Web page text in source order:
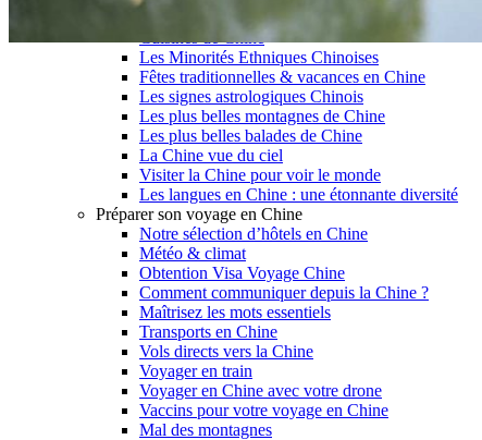
Présentation de la Chine
Cuisines de Chine
Les Minorités Ethniques Chinoises
Fêtes traditionnelles & vacances en Chine
Les signes astrologiques Chinois
Les plus belles montagnes de Chine
Les plus belles balades de Chine
La Chine vue du ciel
Visiter la Chine pour voir le monde
Les langues en Chine : une étonnante diversité
Préparer son voyage en Chine
Notre sélection d’hôtels en Chine
Météo & climat
Obtention Visa Voyage Chine
Comment communiquer depuis la Chine ?
Maîtrisez les mots essentiels
Transports en Chine
Vols directs vers la Chine
Voyager en train
Voyager en Chine avec votre drone
Vaccins pour votre voyage en Chine
Mal des montagnes